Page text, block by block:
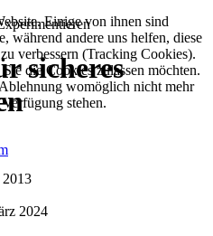
sicheres
2024
Einige von ihnen sind
während andere uns helfen, diese
verbessern (Tracking Cookies).
die Cookies zulassen möchten.
womöglich nicht mehr
stehen.